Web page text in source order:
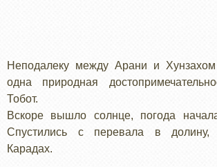
Неподалеку между Арани и
одна природная
Тобот.
Вскоре вышло солнце, погода
Спустились с перевала в долину,
Карадах.